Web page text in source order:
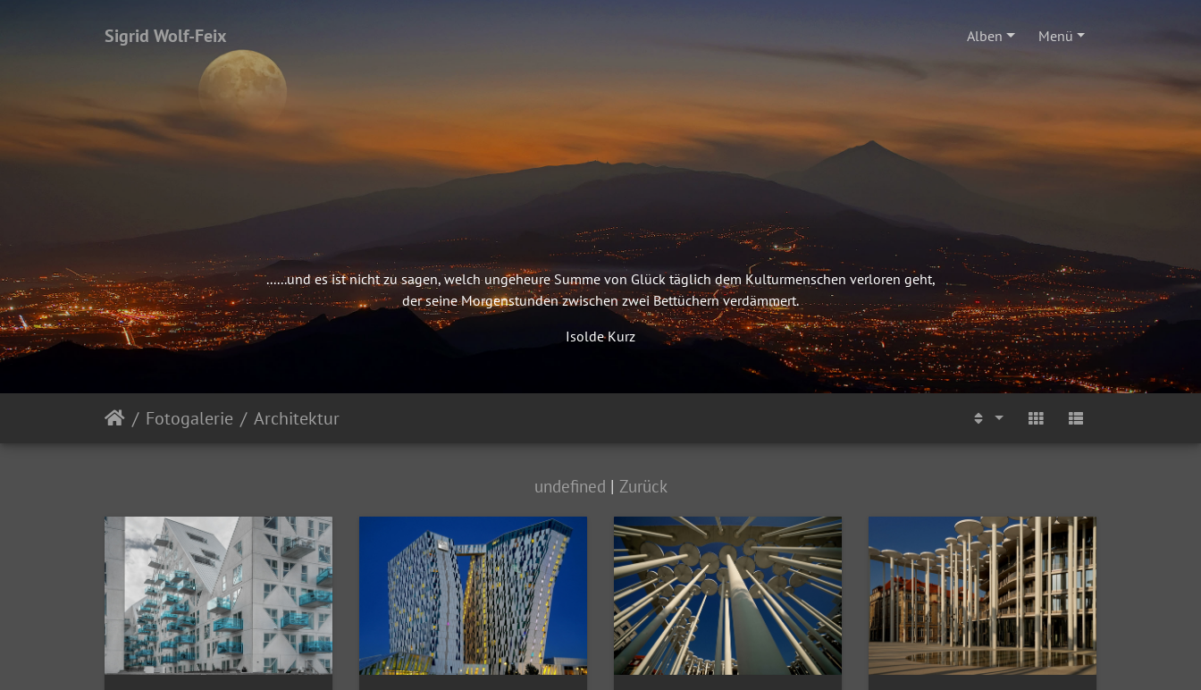
Sigrid Wolf-Feix Alben Menü
......und es ist nicht zu sagen, welch ungeheure Summe von Glück täglich dem Kulturmenschen verloren geht,
der seine Morgenstunden zwischen zwei Bettüchern verdämmert.
Isolde Kurz
Fotogalerie Architektur
undefined | Zurück